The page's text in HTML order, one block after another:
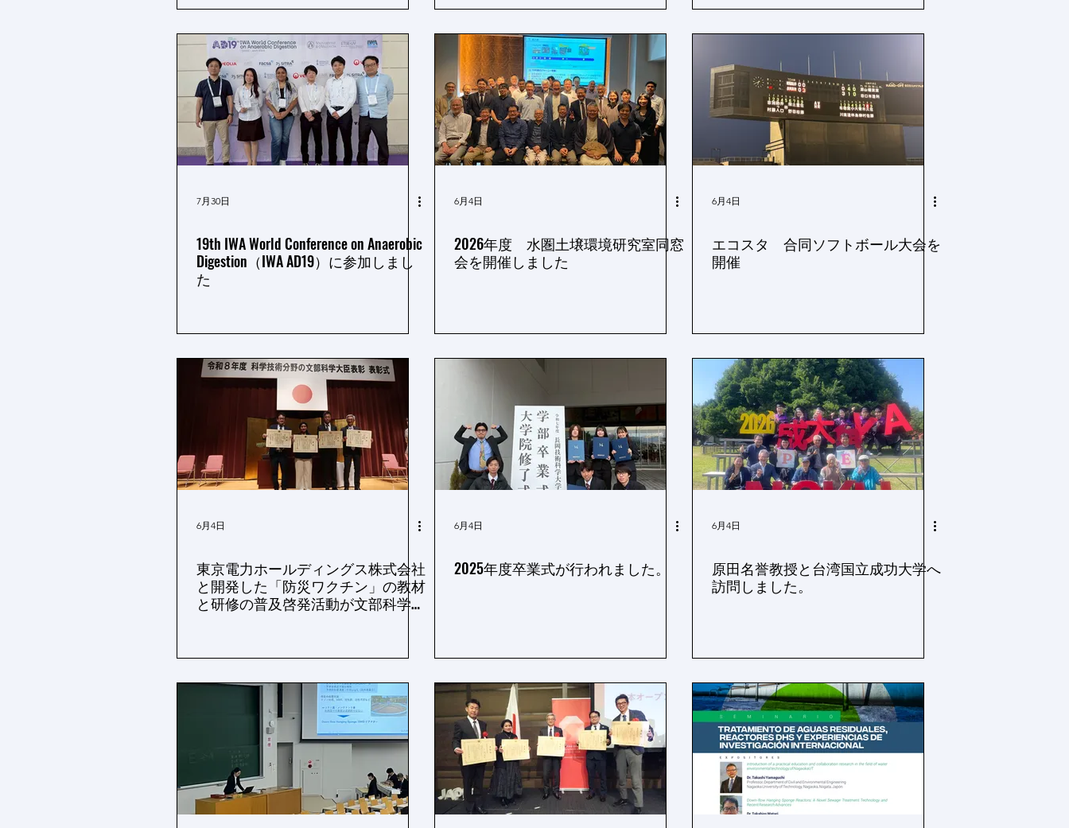
7月30日
19th IWA World Conference on Anaerobic
Digestion（IWA AD19）に参加しまし
た
6月4日
2026年度 水圏土壌環境研究室同窓
会を開催しました
6月4日
エコスタ 合同ソフトボール大会を
開催
6月4日
東京電力ホールディングス株式会社
と開発した「防災ワクチン」の教材
と研修の普及啓発活動が文部科学大
6月4日
2025年度卒業式が行われました。
6月4日
原田名誉教授と台湾国立成功大学へ
訪問しました。